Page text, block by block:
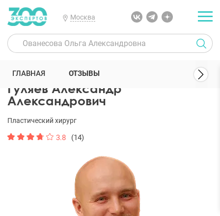
Москва
300 Экспертов Пластические хирурги Гуляев Александр
Гуляев Александр
Александрович
Пластический хирург
3.8 (14)
ГЛАВНАЯ ОТЗЫВЫ